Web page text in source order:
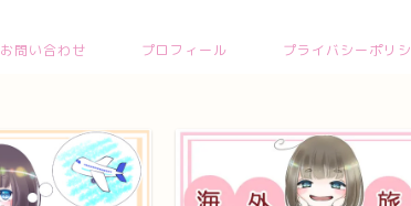
お問い合わせ プロフィール プライバシーポリ